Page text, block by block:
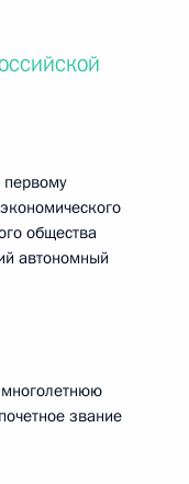
общества
автономный
многолетнюю
звание